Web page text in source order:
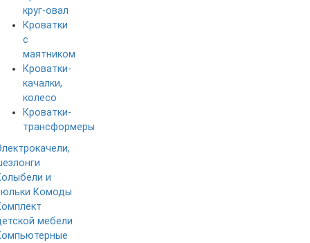
круг-овал
Кроватки
с
маятником
Кроватки-
качалки,
колесо
Кроватки-
трансформеры
и
Комоды
мебели